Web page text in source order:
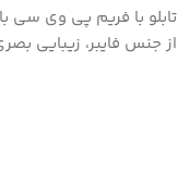
تابلو با فریم پی وی سی
از جنس فایبر، زیبایی